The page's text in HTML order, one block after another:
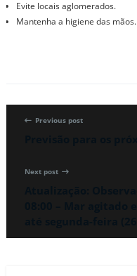
Evite locais aglomerados.
Mantenha a higiene das mãos.
Previous post
Next post